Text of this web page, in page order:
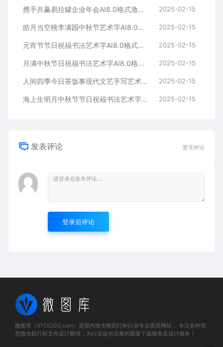
携手共赢易拉罐企业年会AI8.0格式激光打标文件通用矢量图 2025-02-15
皓月当空桃李满园中秋节艺术字AI8.0格式激光打标文件通用矢量图 2025-02-15
元宵节节日祝福书法艺术字AI8.0格式激光打标文件通用矢量图 2025-02-15
月满中秋节日祝福书法艺术字AI8.0格式激光打标文件通用矢量图 2025-02-15
人间四季今日茶饭事现代文艺手写艺术字AI8.0格式激光打标文件通用矢量图 2025-02-15
海上生明月中秋节节日祝福书法艺术字AI8.0格式激光打标文件通用矢量图 2025-02-15
发表评论 暂无评论
登录后评论
微图库（VTOCOO.com）是国内激光雕刻打标行业专业图库网站， 专注各种类
型激光机打标文件设计整理，为行业提供完整的图案下载服务及设计服务！